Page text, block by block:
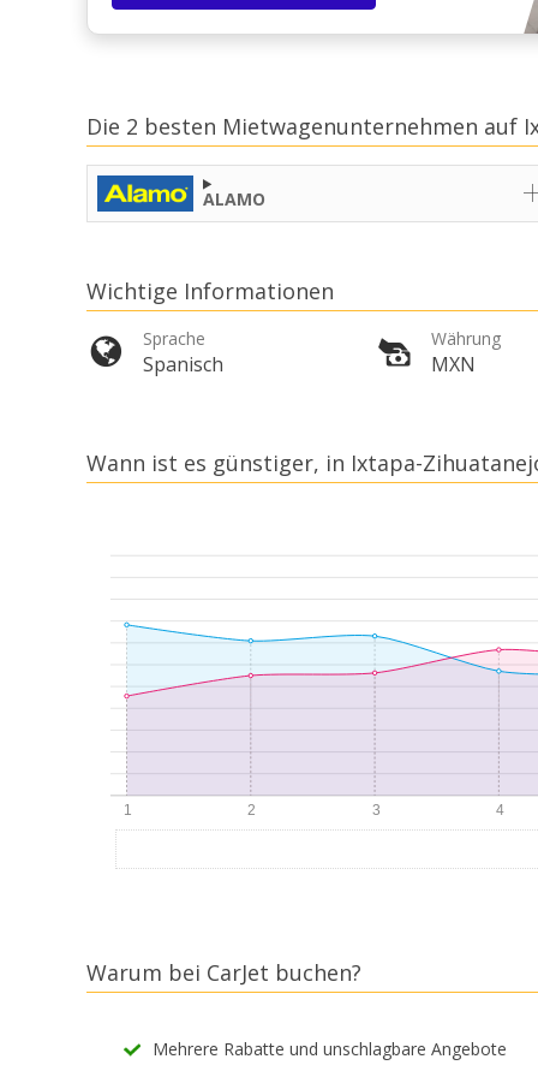
Die 2 besten Mietwagenunternehmen auf
ALAMO
Wichtige Informationen
Sprache
Spanisch
Währung
MXN
Wann ist es günstiger, in Ixtapa-
Warum bei CarJet buchen?
Mehrere Rabatte und unschlagbare Angebote